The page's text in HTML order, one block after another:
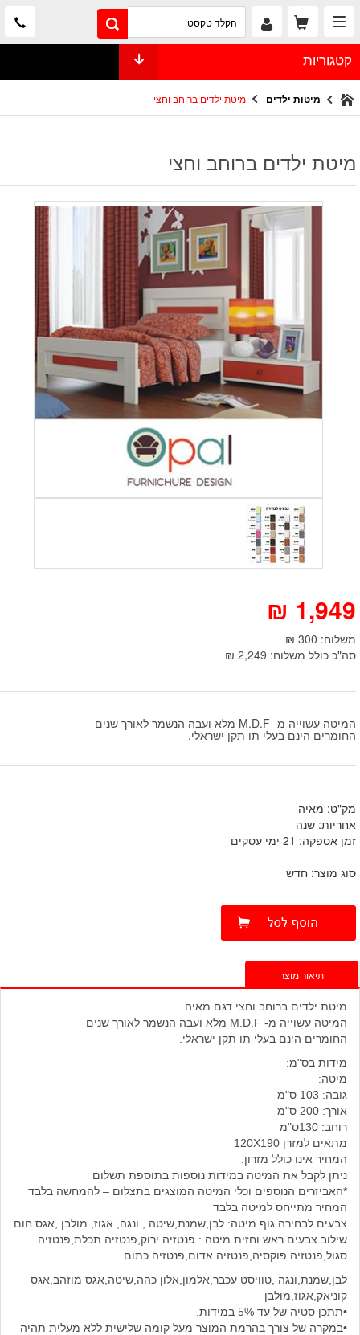
קטגוריות
מיטות ילדים מיטת ילדים ברוחב וחצי
מיטת ילדים ברוחב וחצי
1,949
₪
משלוח: 300 ₪
סה"כ כולל משלוח: 2,249 ₪
המיטה עשוייה מ- M.D.F מלא ועבה הנשמר לאורך שנים
החומרים הינם בעלי תו תקן ישראלי.
מק"ט: מאיה
אחריות: שנה
זמן אספקה: 21 ימי עסקים
סוג מוצר: חדש
תיאור מוצר
מיטת ילדים ברוחב וחצי דגם מאיה
המיטה עשוייה מ- M.D.F מלא ועבה הנשמר לאורך שנים
החומרים הינם בעלי תו תקן ישראלי.
מידות בס"מ:
מיטה:
גובה: 103 ס"מ
אורך: 200 ס"מ
רוחב: 130ס"מ
מתאים למזרן 120X190
המחיר אינו כולל מזרון.
ניתן לקבל את המיטה במידות נוספות בתוספת תשלום
*האביזרים הנוספים וכלי המיטה המוצגים בתצלום – להמחשה בלבד
המחיר מתייחס למיטה בלבד
צבעים לבחירה גוף מיטה: לבן,שמנת,שיטה , ונגה, אגוז, מולבן ,אגס חום
שילוב צבעים ראש וחזית מיטה : פנטזיה ירוק,פנטזיה תכלת,פנטזיה
סגול,פנטזיה פוקסיה,פנטזיה אדום,פנטזיה כתום
לבן,שמנת,ונגה ,טוויסט עכבר,אלמון,אלון כהה,שיטה,אגס מוזהב,אגס
קוניאק,אגוז,מולבן
•תתכן סטיה של עד 5% במידות.
•במקרה של צורך בהרמת המוצר מעל קומה שלישית ללא מעלית תהיה